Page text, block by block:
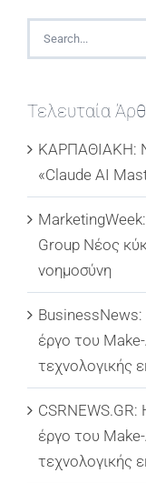
Search
for:
Τελευταία
ΚΑΡΠΑΘΙΑΚΗ:
«Claude AI
Group Νέος
νοημοσύνη
BusinessNews:
έργο του
τεχνολογικής
CSRNEWS.GR:
έργο του
τεχνολογικής